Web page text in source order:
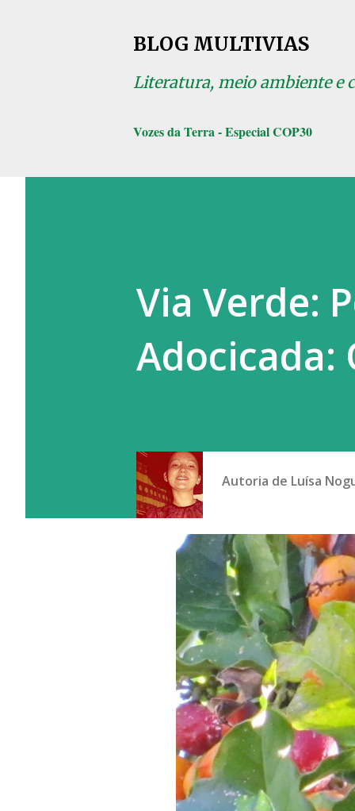
BLOG MULTIVIAS
Literatura, meio ambiente e
Vozes da Terra - Especial COP30
Via Verde:
Adocicada:
Autoria de Luísa